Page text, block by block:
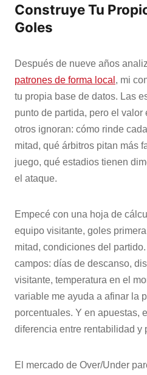
Construye Tu
Goles
Después de nueve años
patrones de forma local , mi
tu propia base de datos. Las
punto de partida, pero el
otros ignoran: cómo rinde
mitad, qué árbitros pitan más
juego, qué estadios tienen
el ataque.
Empecé con una hoja de
equipo visitante, goles
mitad, condiciones del
campos: días de descanso,
visitante, temperatura en el
variable me ayuda a afinar la
porcentuales. Y en apuestas,
diferencia entre rentabilidad y
El mercado de Over/Under